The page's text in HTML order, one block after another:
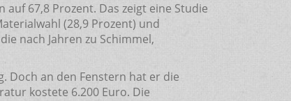
67,8 Prozent. Das zeigt eine Studie
(28,9 Prozent) und
nach Jahren zu Schimmel,
Doch an den Fenstern hat er die
kostete 6.200 Euro. Die